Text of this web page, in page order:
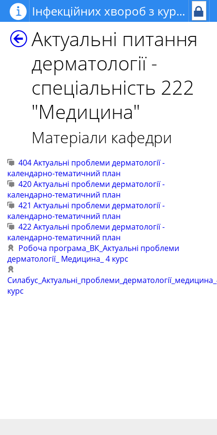
Інфекційних хвороб з курсом дерматовенерології
Актуальні питання
дерматології -
спеціальність 222
"Медицина"
Матеріали кафедри
404 Актуальні проблеми дерматології -
календарно-тематичний план
420 Актуальні проблеми дерматології -
календарно-тематичний план
421 Актуальні проблеми дерматології -
календарно-тематичний план
422 Актуальні проблеми дерматології -
календарно-тематичний план
Робоча програма_ВК_Актуальні проблеми
дерматології_ Медицина_ 4 курс
курс